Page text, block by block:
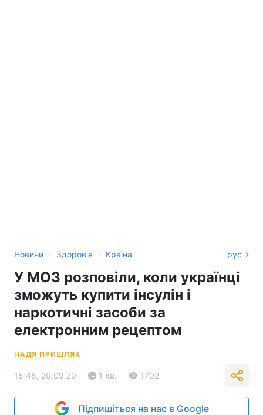
Новини › Здоров'я › Країна рус
У МОЗ розповіли, коли українці
зможуть купити інсулін і
наркотичні засоби за
електронним рецептом
НАДЯ ПРИШЛЯК
15:45, 20.09.20 1 хв. 1702
Підпишіться на нас в Google